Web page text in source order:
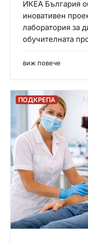
ИКЕА България
иновативен
лаборатория за
обучителната
виж повече
ПОДКРЕПА